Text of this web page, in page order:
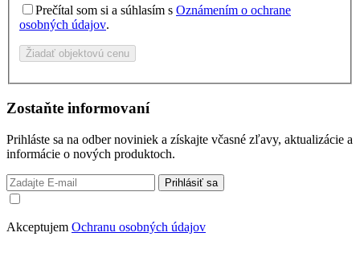
Prečítal som si a súhlasím s Oznámením o ochrane
osobných údajov.
Žiadať objektovú cenu
Zostaňte informovaní
Prihláste sa na odber noviniek a získajte včasné zľavy, aktualizácie a
informácie o nových produktoch.
Prihlásiť sa
Akceptujem Ochranu osobných údajov